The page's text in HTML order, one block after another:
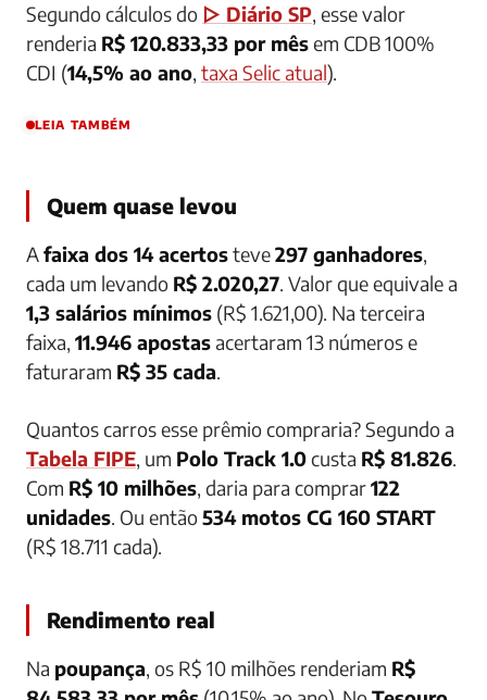
Segundo cálculos do ▷ Diário SP, esse valor
renderia R$ 120.833,33 por mêsem CDB 100%
CDI (14,5% ao ano, taxa Selic atual).
LEIA TAMBÉM
Quem quase levou
Afaixa dos 14 acertosteve297 ganhadores,
cada um levando R$ 2.020,27. Valor que equivale a
1,3 salários mínimos (R$ 1.621,00). Na terceira
faixa, 11.946 apostasacertaram 13 números e
faturaram R$ 35 cada.
Quantos carros esse prêmio compraria? Segundo a
Tabela FIPE, um Polo Track 1.0custa R$ 81.826.
Com R$ 10 milhões, daria para comprar122
unidades. Ou então534 motos CG 160 START
(R$ 18.711 cada).
Rendimento real
Na poupança, os R$ 10 milhões renderiam R$